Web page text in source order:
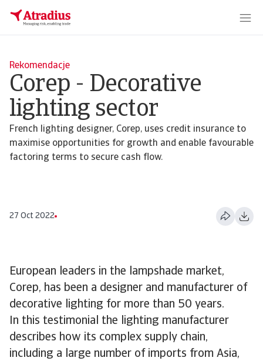
Rekomendacje
Corep - Decorative
lighting sector
French lighting designer, Corep, uses credit insurance to
maximise opportunities for growth and enable favourable
factoring terms to secure cash flow.
27 Oct 2022
European leaders in the lampshade market,
Corep, has been a designer and manufacturer of
decorative lighting for more than 50 years.
In this testimonial the lighting manufacturer
describes how its complex supply chain,
including a large number of imports from Asia,